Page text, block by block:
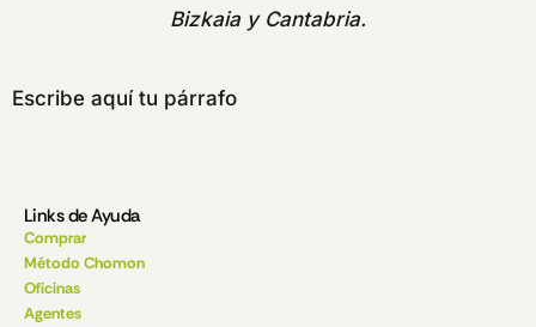
Bizkaia y Cantabria.
Escribe aquí tu párrafo
Links de Ayuda
Comprar
Método Chomon
Oficinas
Agentes